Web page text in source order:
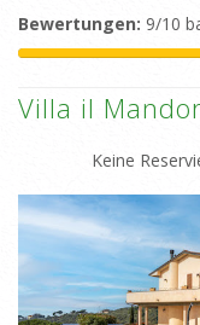
Bewertungen: 9/10
Villa il
Keine